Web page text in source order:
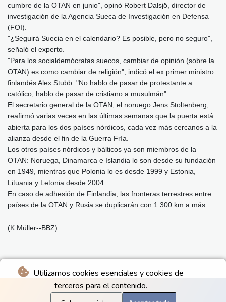
Utilizamos cookies esenciales y cookies de
terceros para el contenido.
cumbre de la OTAN en junio", opinó Robert Dalsjö, director de
investigación de la Agencia Sueca de Investigación en Defensa
(FOI).
"¿Seguirá Suecia en el calendario? Es posible, pero no seguro",
señaló el experto.
"Para los socialdemócratas suecos, cambiar de opinión (sobre la
OTAN) es como cambiar de religión", indicó el ex primer ministro
finlandés Alex Stubb. "No hablo de pasar de protestante a
católico, hablo de pasar de cristiano a musulmán".
El secretario general de la OTAN, el noruego Jens Stoltenberg,
reafirmó varias veces en las últimas semanas que la puerta está
abierta para los dos países nórdicos, cada vez más cercanos a la
alianza desde el fin de la Guerra Fría.
Los otros países nórdicos y bálticos ya son miembros de la
OTAN: Noruega, Dinamarca e Islandia lo son desde su fundación
en 1949, mientras que Polonia lo es desde 1999 y Estonia,
Lituania y Letonia desde 2004.
En caso de adhesión de Finlandia, las fronteras terrestres entre
países de la OTAN y Rusia se duplicarán con 1.300 km a más.
(K.Müller--BBZ)